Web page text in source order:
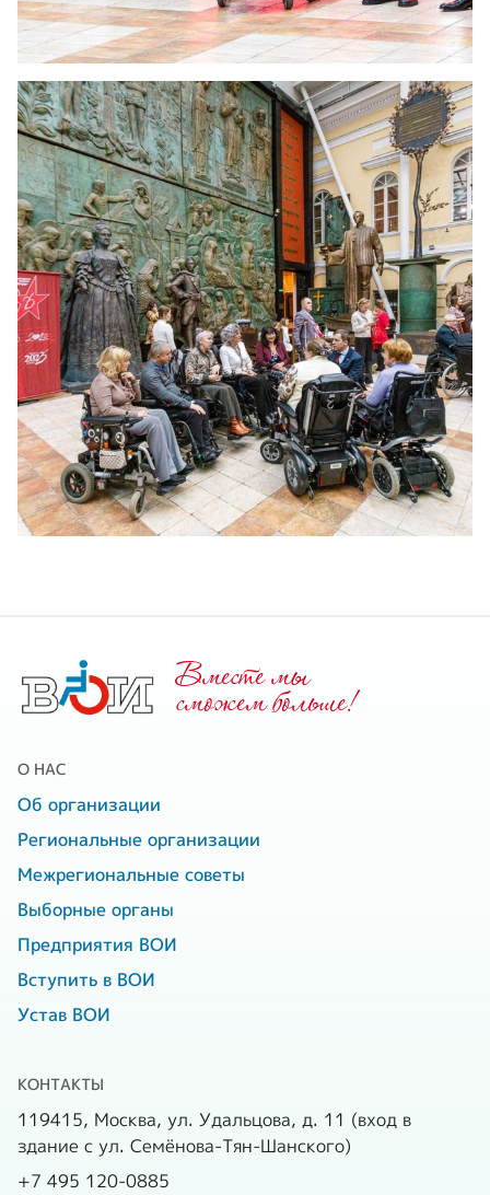
Вместе мы
cможем больше!
О НАС
Об организации
Региональные организации
Межрегиональные советы
Выборные органы
Предприятия ВОИ
Вступить в ВОИ
Устав ВОИ
КОНТАКТЫ
119415, Москва, ул. Удальцова, д. 11 (вход в
здание с ул. Семёнова-Тян-Шанского)
+7 495 120-0885